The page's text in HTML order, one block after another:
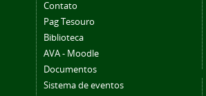
Contato
Pag Tesouro
Biblioteca
AVA - Moodle
Documentos
Sistema de eventos